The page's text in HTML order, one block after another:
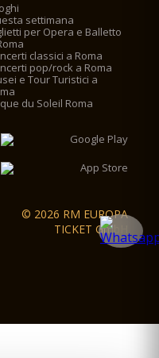
settimana
per Opera e Balletto
classici a Roma
pop/rock a Roma
e Tour Turistici a
du Soleil Roma
© 2026 RM EUROPA
TICKET GmbH